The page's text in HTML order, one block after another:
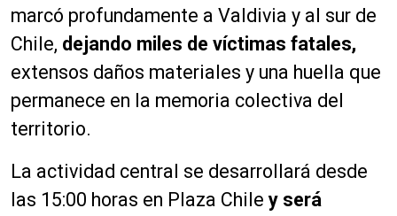
marcó profundamente a Valdivia y al sur de
Chile, dejando miles de víctimas fatales,
extensos daños materiales y una huella que
permanece en la memoria colectiva del
territorio.
La actividad central se desarrollará desde
las 15:00 horas en Plaza Chile y será